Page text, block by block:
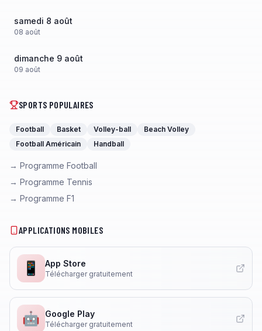
samedi 8 août
08 août
dimanche 9 août
09 août
SPORTS POPULAIRES
Football Basket Volley-ball
Beach Volley
Football Américain
Handball
→ Programme Football
→ Programme Tennis
→ Programme F1
APPLICATIONS MOBILES
📱 App Store
Télécharger gratuitement
🤖 Google Play
Télécharger gratuitement